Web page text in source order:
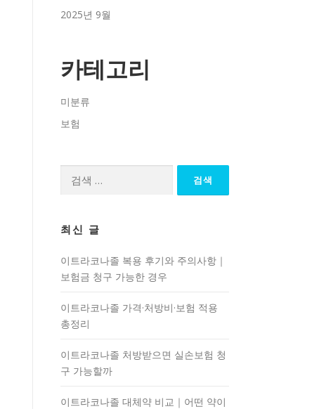
2025년 9월
카테고리
미분류
보험
최신 글
이트라코나졸 복용 후기와 주의사항｜
보험금 청구 가능한 경우
이트라코나졸 가격·처방비·보험 적용
총정리
이트라코나졸 처방받으면 실손보험 청
구 가능할까
이트라코나졸 대체약 비교｜어떤 약이